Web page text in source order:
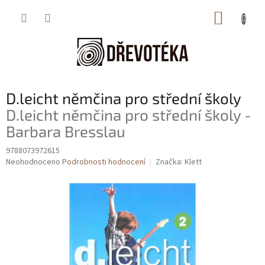
D.leicht němčina pro střední školy
D.leicht němčina pro střední školy -
Barbara Bresslau
9788073972615
Průměrné
Neohodnoceno Podrobnosti hodnocení Značka: Klett